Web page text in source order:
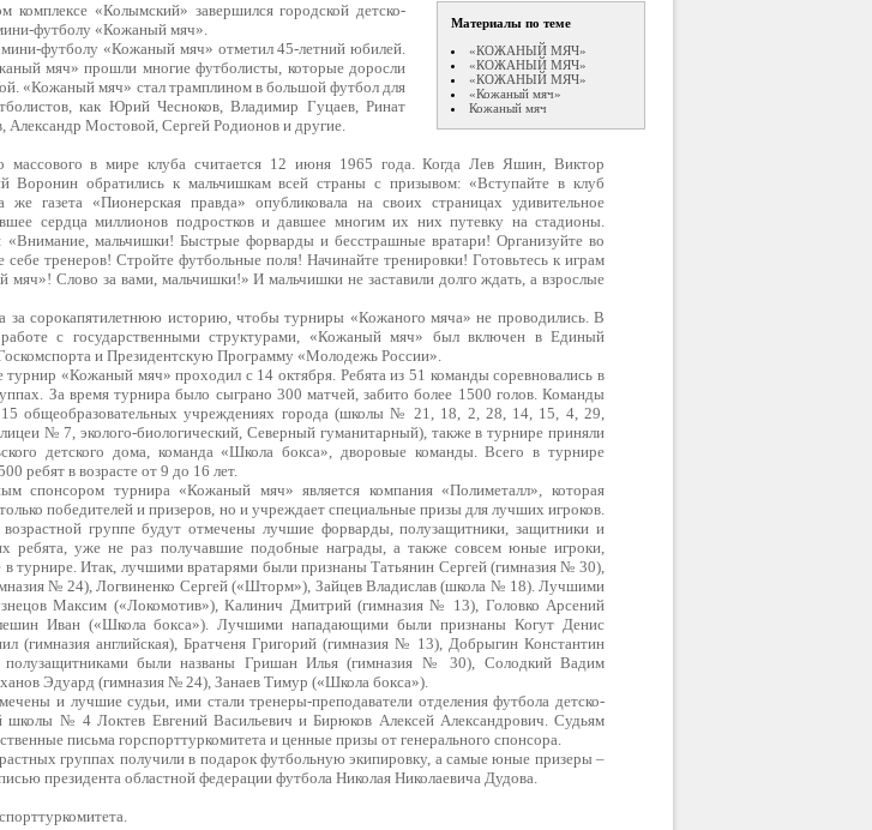
Материалы по теме
«КОЖАНЫЙ МЯЧ»
«КОЖАНЫЙ МЯЧ»
«КОЖАНЫЙ МЯЧ»
«Кожаный мяч»
Кожаный мяч
комплексе «Колымский» завершился городской детско-
футболу «Кожаный мяч».
футболу «Кожаный мяч» отметил 45-летний юбилей.
мяч» прошли многие футболисты, которые доросли
«Кожаный мяч» стал трамплином в большой футбол для
как Юрий Чесноков, Владимир Гуцаев, Ринат
Александр Мостовой, Сергей Родионов и другие.
массового в мире клуба считается 12 июня 1965 года. Когда Лев Яшин, Виктор
Воронин обратились к мальчишкам всей страны с призывом: «Вступайте в клуб
газета «Пионерская правда» опубликовала на своих страницах удивительное
сердца миллионов подростков и давшее многим их них путевку на стадионы.
«Внимание, мальчишки! Быстрые форварды и бесстрашные вратари! Организуйте во
тренеров! Стройте футбольные поля! Начинайте тренировки! Готовьтесь к играм
мяч»! Слово за вами, мальчишки!» И мальчишки не заставили долго ждать, а взрослые
за сорокапятилетнюю историю, чтобы турниры «Кожаного мяча» не проводились. В
с государственными структурами, «Кожаный мяч» был включен в Единый
и Президентскую Программу «Молодежь России».
«Кожаный мяч» проходил с 14 октября. Ребята из 51 команды соревновались в
За время турнира было сыграно 300 матчей, забито более 1500 голов. Команды
общеобразовательных учреждениях города (школы № 21, 18, 2, 28, 14, 15, 4, 29,
№ 7, эколого-биологический, Северный гуманитарный), также в турнире приняли
детского дома, команда «Школа бокса», дворовые команды. Всего в турнире
ребят в возрасте от 9 до 16 лет.
спонсором турнира «Кожаный мяч» является компания «Полиметалл», которая
победителей и призеров, но и учреждает специальные призы для лучших игроков.
группе будут отмечены лучшие форварды, полузащитники, защитники и
ребята, уже не раз получавшие подобные награды, а также совсем юные игроки,
в турнире. Итак, лучшими вратарями были признаны Татьянин Сергей (гимназия № 30),
№ 24), Логвиненко Сергей («Шторм»), Зайцев Владислав (школа № 18). Лучшими
Максим («Локомотив»), Калинич Дмитрий (гимназия № 13), Головко Арсений
Иван («Школа бокса»). Лучшими нападающими были признаны Когут Денис
(гимназия английская), Братченя Григорий (гимназия № 13), Добрыгин Константин
были названы Гришан Илья (гимназия № 30), Солодкий Вадим
Эдуард (гимназия № 24), Занаев Тимур («Школа бокса»).
и лучшие судьи, ими стали тренеры-преподаватели отделения футбола детско-
школы № 4 Локтев Евгений Васильевич и Бирюков Алексей Александрович. Судьям
письма горспорттуркомитета и ценные призы от генерального спонсора.
группах получили в подарок футбольную экипировку, а самые юные призеры –
президента областной федерации футбола Николая Николаевича Дудова.